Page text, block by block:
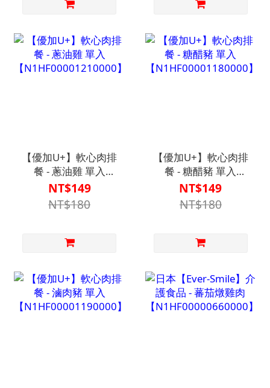
【優加U+】軟心肉排
餐 - 蔥油雞 單入
【N1HF00001210000】
NT$149
NT$180
【優加U+】軟心肉排
餐 - 糖醋豬 單入
【N1HF00001180000】
NT$149
NT$180